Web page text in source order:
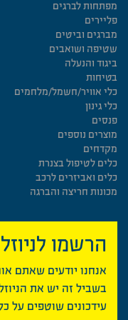
מפתחות לברגים
פליירים
מברגים וביטים
שטיפה ושואבים
ביגוד והנעלה
בטיחות
כלי אוויר/חשמל/מלחמים
כלי גינון
פנסים
מוצרים נוספים
מקדחים
כלים לטיפול בצנרת
כלים ואביזרים לרכב
מכונות חריצה והברגה
הרשמו
אנחנו יודעים שאתם
בשביל זה יש את
עידכונים שוטפים על